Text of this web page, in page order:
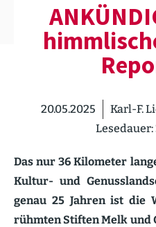
20.05.2025 Karl-F.
Lesedauer:
Das nur 36 Kilometer
Kultur- und
genau 25 Jahren ist die
rühmten Stiften Melk und